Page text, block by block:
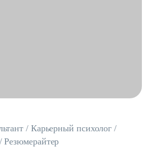
/ Карьерный психолог /
Резюмерайтер